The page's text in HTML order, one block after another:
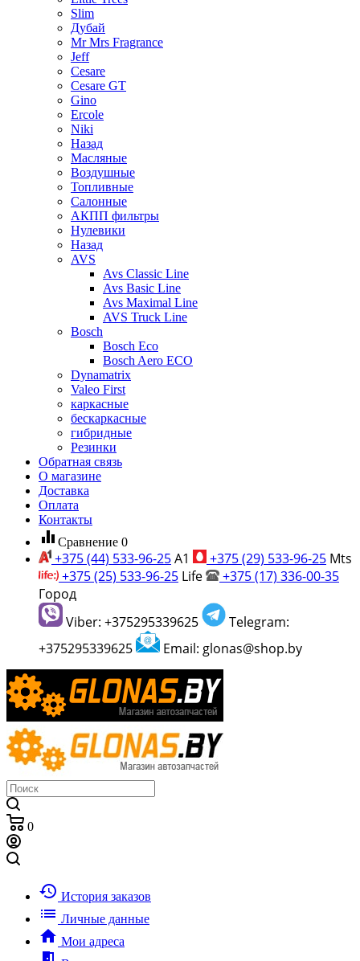
Slim
Дубай
Mr Mrs Fragrance
Jeff
Cesare
Cesare GT
Gino
Ercole
Niki
Назад
Масляные
Воздушные
Топливные
Салонные
АКПП фильтры
Нулевики
Назад
AVS
Avs Classic Line
Avs Basic Line
Avs Maximal Line
AVS Truck Line
Bosch
Bosch Eco
Bosch Aero ECO
Dynamatrix
Valeo First
каркасные
бескаркасные
гибридные
Резинки
Обратная связь
О магазине
Доставка
Оплата
Контакты
equalizer Сравнение 0
+375 (44) 533-96-25A1 +375 (29) 533-96-25 Mts
+375 (25) 533-96-25 Life
+375 (17) 336-00-35
Город
Viber: +375295339625
Telegram:
+375295339625
Email: glonas@shop.by
0
history История заказов
list Личные данные
home Мои адреса